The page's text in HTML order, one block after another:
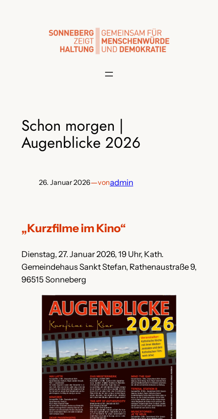
Schon morgen |
Augenblicke 2026
26. Januar 2026—vonadmin
„Kurzfilme im Kino“
Dienstag, 27. Januar 2026, 19 Uhr, Kath.
Gemeindehaus Sankt Stefan, Rathenaustraße 9,
96515 Sonneberg